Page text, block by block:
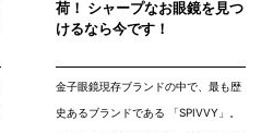
荷！ シャープなお眼鏡を見つ
けるなら今です！
金子眼鏡現存ブランドの中で、最も歴
史あるブランドである 「SPIVVY」。